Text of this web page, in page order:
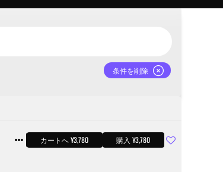
条件を削除
カートへ ¥3,780 購入 ¥3,780